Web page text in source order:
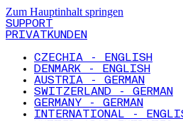
Zum Hauptinhalt springen
SUPPORT
PRIVATKUNDEN
CZECHIA - ENGLISH
DENMARK - ENGLISH
AUSTRIA - GERMAN
SWITZERLAND - GERMAN
GERMANY - GERMAN
INTERNATIONAL -